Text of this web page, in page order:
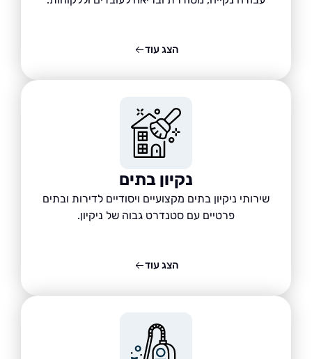
נקיון בתים
שירותי ניקיון בתים מקצועיים ויסודיים לדירות ובתים
פרטיים עם סטנדרט גבוה של ניקיון.